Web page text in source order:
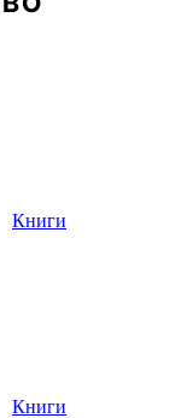
Книги
Книги